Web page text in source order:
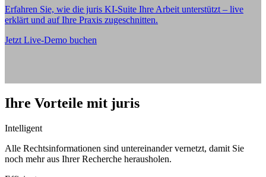
Erfahren Sie, wie die juris KI-Suite Ihre Arbeit unterstützt – live
erklärt und auf Ihre Praxis zugeschnitten.
Jetzt Live-Demo buchen
Ihre Vorteile mit juris
Intelligent
Alle Rechtsinformationen sind untereinander vernetzt, damit Sie
noch mehr aus Ihrer Recherche herausholen.